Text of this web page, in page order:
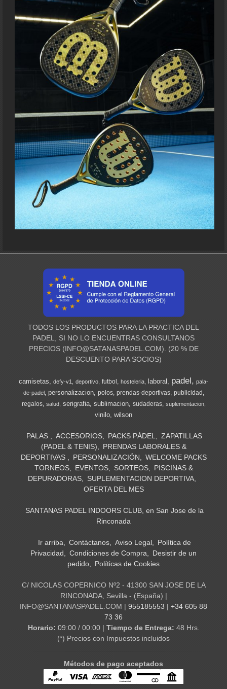
TODOS LOS PRODUCTOS PARA LA PRACTICA DEL
PADEL, SI NO LO ENCUENTRAS CONSULTANOS
PRECIOS (INFO@SATANASPADEL.COM). (20 % DE
DESCUENTO PARA SOCIOS)
camisetas defy-v1 deportivo futbol hosteleria laboral padel
pala-
de-padel
personalizacion polos prendas-deportivas publicidad
regalos
salud serigrafia sublimacion sudaderas suplementacion
vinilo wilson
PALAS ACCESORIOS PACKS PÁDEL
ZAPATILLAS
(PADEL & TENIS)
PRENDAS LABORALES &
DEPORTIVAS
PERSONALIZACIÓN
WELCOME PACKS
TORNEOS
EVENTOS SORTEOS
PISCINAS &
DEPURADORAS
SUPLEMENTACION DEPORTIVA
OFERTA DEL MES
SANTANAS PADEL INDOORS CLUB, en San Jose de la
Rinconada
Ir arriba Contáctanos Aviso Legal
Política de
Privacidad
Condiciones de Compra
Desistir de un
pedido
Políticas de Cookies
C/ NICOLAS COPERNICO Nº2 - 41300 SAN JOSE DE LA
RINCONADA, Sevilla - (España) |
INFO@SANTANASPADEL.COM | 955185553 | +34 605 88
73 36
Horario: 09:00 / 00:00 | Tiempo de Entrega: 48 Hrs.
(*) Precios con Impuestos incluidos
Métodos de pago aceptados